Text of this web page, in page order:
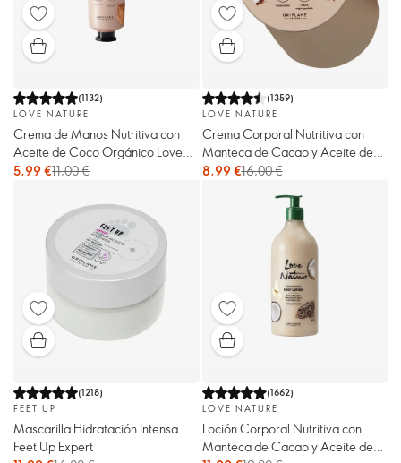
(1132)
LOVE NATURE
Crema de Manos Nutritiva con
Aceite de Coco Orgánico Love
Nature
5,99 €11,00 €
(1359)
LOVE NATURE
Crema Corporal Nutritiva con
Manteca de Cacao y Aceite de
Coco Orgánicos Love Nature
8,99 €16,00 €
(1218)
FEET UP
Mascarilla Hidratación Intensa
Feet Up Expert
(1662)
LOVE NATURE
Loción Corporal Nutritiva con
Manteca de Cacao y Aceite de